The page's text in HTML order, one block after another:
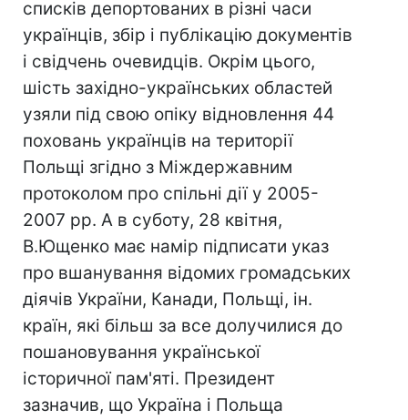
списків депортованих в різні часи
українців, збір і публікацію документів
і свідчень очевидців. Окрім цього,
шість західно-українських областей
узяли під свою опіку відновлення 44
поховань українців на території
Польщі згідно з Міждержавним
протоколом про спільні дії у 2005-
2007 рр. А в суботу, 28 квітня,
В.Ющенко має намір підписати указ
про вшанування відомих громадських
діячів України, Канади, Польщі, ін.
країн, які більш за все долучилися до
пошановування української
історичної пам'яті. Президент
зазначив, що Україна і Польща